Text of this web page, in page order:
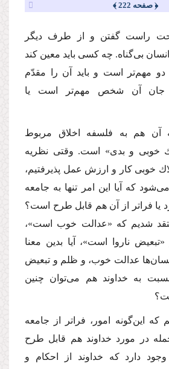
﴿ صفحه 222 ﴾
راست گفتن و از طرف دیگر
بى‌گناه. چه كسى باید معین كند
دو مهم‌تر است و باید آن را مقدّم
جان آن شخص مهم‌تر است یا
آن هم به فلسفه اخلاق مربوط
خوبى و بدى» است. وقتى نظریه
خوبى كار و ارزش عمل پذیرفتیم،
كه آیا این امر تنها به جامعه
یا فراتر از آن هم قابل طرح است؟
شدیم كه «عدالت خوب است»،
ناروا است»، آیا بدین معنا
عدالت خوب، و ظلم و تبعیض
به خداوند هم مى‌توان چنین
كه این‌گونه امور، فراتر از جامعه
در مورد خداوند هم قابل طرح
دارد كه خداوند از احكام و